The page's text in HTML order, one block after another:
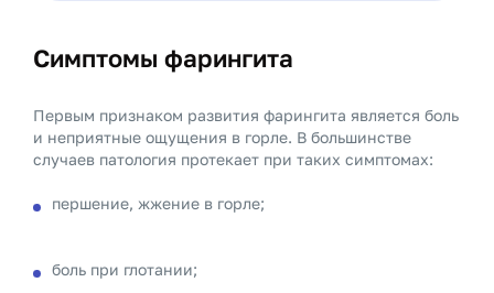
Симптомы фарингита
Первым признаком развития фарингита является боль
и неприятные ощущения в горле. В большинстве
случаев патология протекает при таких симптомах:
першение, жжение в горле;
боль при глотании;